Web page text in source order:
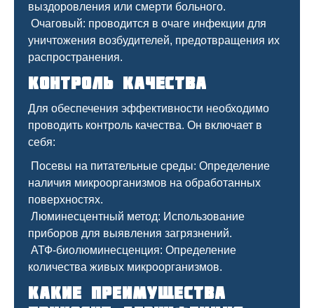
выздоровления или смерти больного.
Очаговый: проводится в очаге инфекции для
уничтожения возбудителей, предотвращения их
распространения.
Контроль качества
Для обеспечения эффективности необходимо
проводить контроль качества. Он включает в
себя:
Посевы на питательные среды: Определение
наличия микроорганизмов на обработанных
поверхностях.
Люминесцентный метод: Использование
приборов для выявления загрязнений.
АТФ-биолюминесценция: Определение
количества живых микроорганизмов.
Какие преимущества